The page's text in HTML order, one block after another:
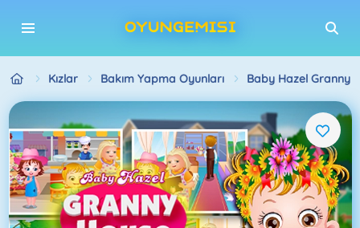
Kızlar Bakım Yapma Oyunları Baby Hazel Granny